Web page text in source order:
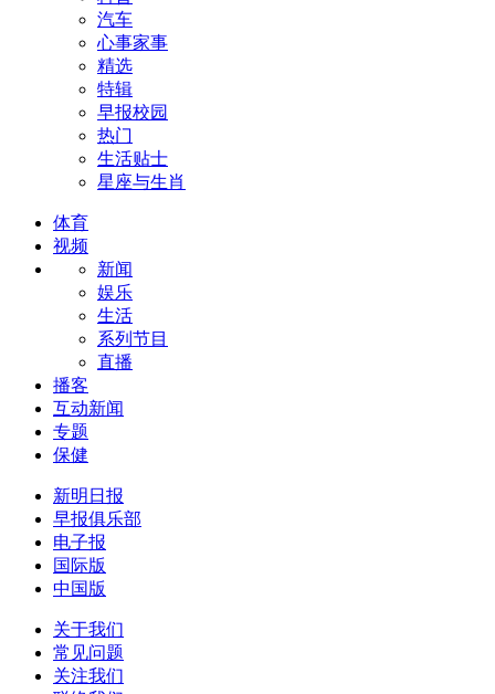
汽车
心事家事
精选
特辑
早报校园
热门
生活贴士
星座与生肖
体育
视频
新闻
娱乐
生活
系列节目
直播
播客
互动新闻
专题
保健
新明日报
早报俱乐部
电子报
国际版
中国版
关于我们
常见问题
关注我们